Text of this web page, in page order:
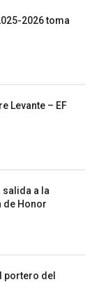
2026 toma
Levante – EF
salida a la
de Honor
portero del